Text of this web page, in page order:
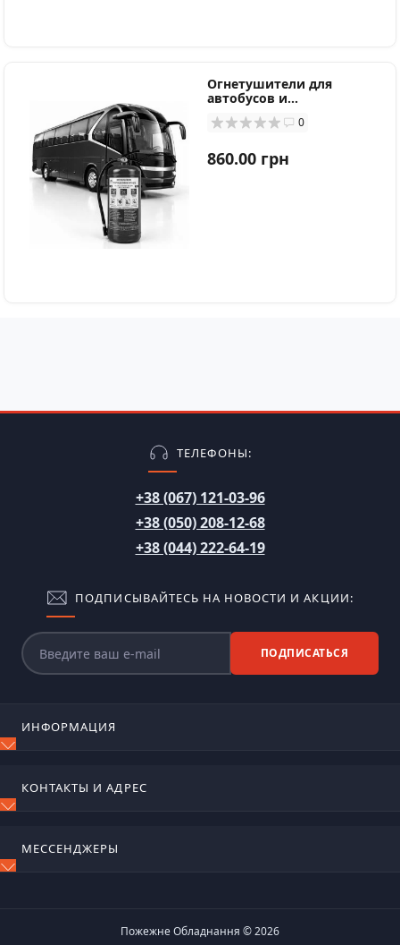
Огнетушители для
автобусов и
автотранспорта
0
860.00 грн
ТЕЛЕФОНЫ:
+38 (067) 121-03-96
+38 (050) 208-12-68
+38 (044) 222-64-19
ПОДПИСЫВАЙТЕСЬ НА НОВОСТИ И АКЦИИ:
ПОДПИСАТЬСЯ
ИНФОРМАЦИЯ
Отзывы
КОНТАКТЫ И АДРЕС
МЕССЕНДЖЕРЫ
Пожежне Обладнання © 2026